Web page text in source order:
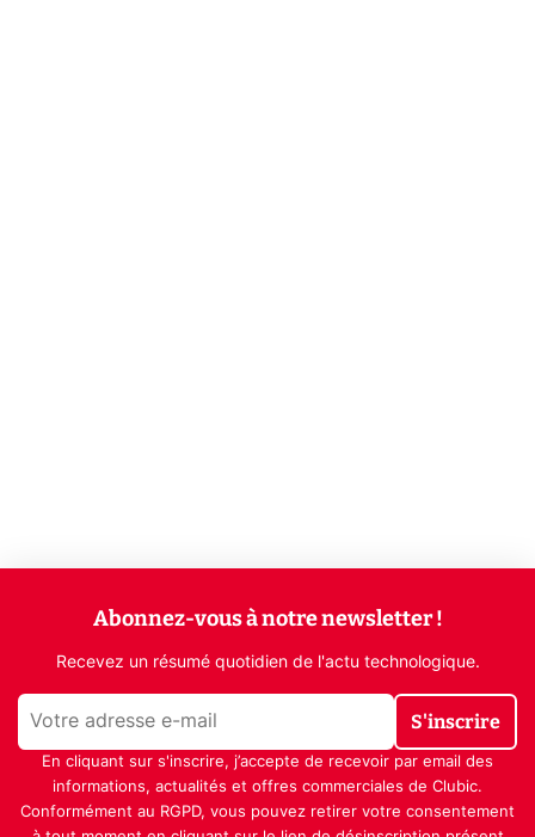
Abonnez-vous à notre newsletter !
Recevez un résumé quotidien de l'actu technologique.
S'inscrire
En cliquant sur s'inscrire, j’accepte de recevoir par email des
informations, actualités et offres commerciales de Clubic.
Conformément au RGPD, vous pouvez retirer votre consentement